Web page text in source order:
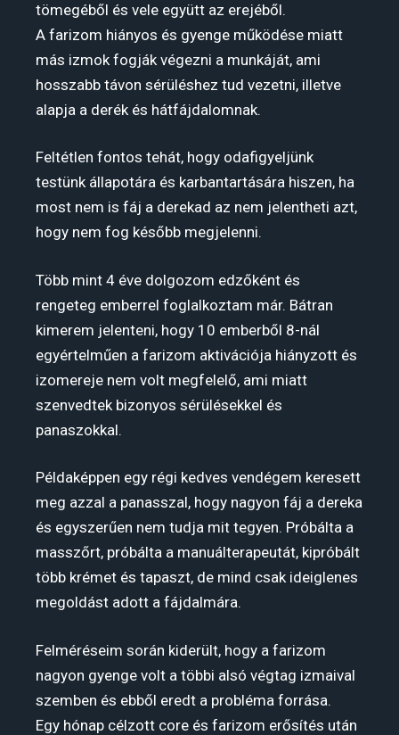
tömegéből és vele együtt az erejéből.
A farizom hiányos és gyenge működése miatt
más izmok fogják végezni a munkáját, ami
hosszabb távon sérüléshez tud vezetni, illetve
alapja a derék és hátfájdalomnak.
Feltétlen fontos tehát, hogy odafigyeljünk
testünk állapotára és karbantartására hiszen, ha
most nem is fáj a derekad az nem jelentheti azt,
hogy nem fog később megjelenni.
Több mint 4 éve dolgozom edzőként és
rengeteg emberrel foglalkoztam már. Bátran
kimerem jelenteni, hogy 10 emberből 8-nál
egyértelműen a farizom aktivációja hiányzott és
izomereje nem volt megfelelő, ami miatt
szenvedtek bizonyos sérülésekkel és
panaszokkal.
Példaképpen egy régi kedves vendégem keresett
meg azzal a panasszal, hogy nagyon fáj a dereka
és egyszerűen nem tudja mit tegyen. Próbálta a
masszőrt, próbálta a manuálterapeutát, kipróbált
több krémet és tapaszt, de mind csak ideiglenes
megoldást adott a fájdalmára.
Felméréseim során kiderült, hogy a farizom
nagyon gyenge volt a többi alsó végtag izmaival
szemben és ebből eredt a probléma forrása.
Egy hónap célzott core és farizom erősítés után